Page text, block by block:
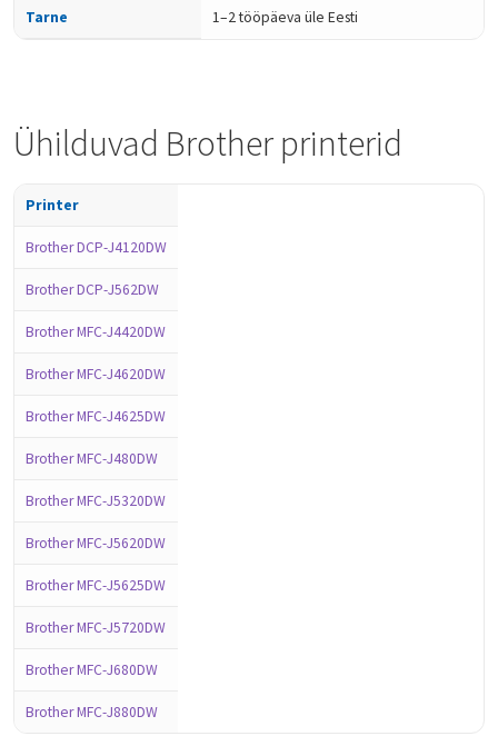
Tarne 1–2 tööpäeva üle Eesti
Ühilduvad Brother printerid
Printer
Brother DCP-J4120DW
Brother DCP-J562DW
Brother MFC-J4420DW
Brother MFC-J4620DW
Brother MFC-J4625DW
Brother MFC-J480DW
Brother MFC-J5320DW
Brother MFC-J5620DW
Brother MFC-J5625DW
Brother MFC-J5720DW
Brother MFC-J680DW
Brother MFC-J880DW